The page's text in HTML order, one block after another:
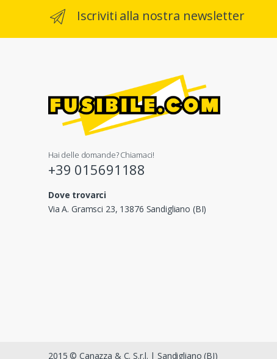
Iscriviti alla nostra newsletter
Hai delle domande? Chiamaci!
+39 015691188
Dove trovarci
Via A. Gramsci 23, 13876 Sandigliano (BI)
2015 © Canazza & C. S.r.l. | Sandigliano (BI)